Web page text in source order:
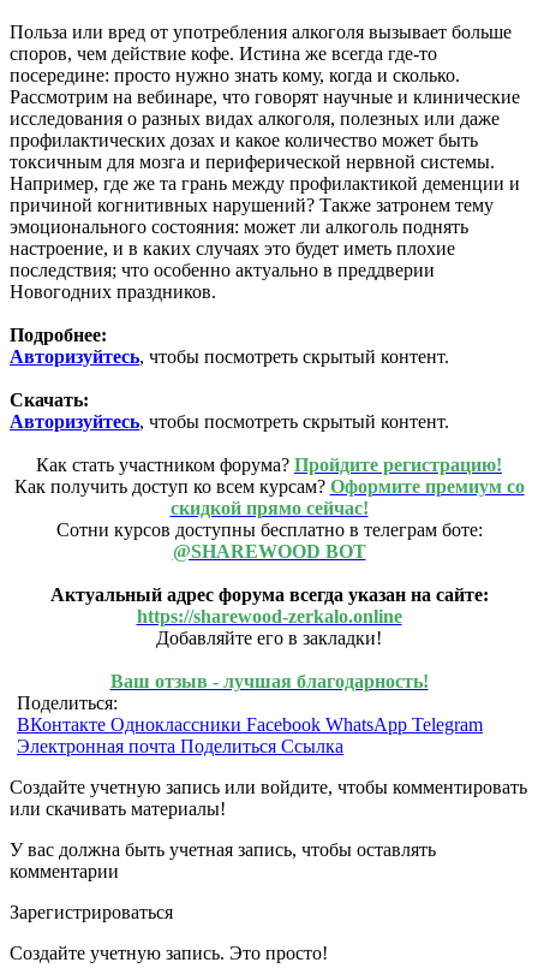
Польза или вред от употребления алкоголя вызывает больше
споров, чем действие кофе. Истина же всегда где-то
посередине: просто нужно знать кому, когда и сколько.
Рассмотрим на вебинаре, что говорят научные и клинические
исследования о разных видах алкоголя, полезных или даже
профилактических дозах и какое количество может быть
токсичным для мозга и периферической нервной системы.
Например, где же та грань между профилактикой деменции и
причиной когнитивных нарушений? Также затронем тему
эмоционального состояния: может ли алкоголь поднять
настроение, и в каких случаях это будет иметь плохие
последствия; что особенно актуально в преддверии
Новогодних праздников.
Подробнее:
Авторизуйтесь, чтобы посмотреть скрытый контент.
Скачать:
Авторизуйтесь, чтобы посмотреть скрытый контент.
Как стать участником форума? Пройдите регистрацию!
Как получить доступ ко всем курсам? Оформите премиум со
скидкой прямо сейчас!
Сотни курсов доступны бесплатно в телеграм боте:
@SHAREWOOD BOT
Актуальный адрес форума всегда указан на сайте:
https://sharewood-zerkalo.online
Добавляйте его в закладки!
Ваш отзыв - лучшая благодарность!
Поделиться:
ВКонтакте Одноклассники Facebook WhatsApp Telegram
Электронная почта Поделиться Ссылка
Создайте учетную запись или войдите, чтобы комментировать
или скачивать материалы!
У вас должна быть учетная запись, чтобы оставлять
комментарии
Зарегистрироваться
Создайте учетную запись. Это просто!